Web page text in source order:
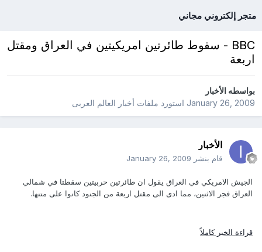
متجر إلكتروني مجاني
BBC - سقوط طائرتين امريكيتين في العراق ومقتل
اربعة
بواسطهالأخبار
January 26, 2009استورد ملفات أخبار العالم العربى
الأخبار
قام بنشر January 26, 2009
الجيش الامريكي في العراق يقول ان طائرتين حربيتين سقطتا في شمالي
العراق فجر الاثنين، مما ادى الى مقتل اربعة من الجنود كانوا على متنها.
قراءة الخبر كاملاً